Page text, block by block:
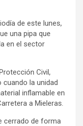
de este lunes,
una pipa que
en el sector
Civil,
la unidad
inflamable en
a Mieleras.
cerrado de forma